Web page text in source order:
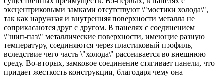
эксцентриковыми замками отсутствуют \"мостики холода\",
так как наружная и внутренняя поверхности металла не
соприкасаются друг с другом. В панелях с соединением
\"шип-паз\" металлические поверхности, имеющие разную
температуру, соединяются через пластиковый профиль,
вследствие чего часть \"холода\" рассеивается во внешнюю
среду. Во-вторых, замковое соединение стягивает панели, что
придает жесткость конструкции, благодаря чему она